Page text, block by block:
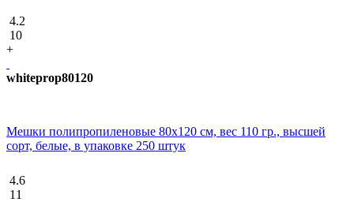
4.2
10
+
whiteprop80120
Мешки полипропиленовые 80х120 см, вес 110 гр., высшей
сорт, белые, в упаковке 250 штук
4.6
11